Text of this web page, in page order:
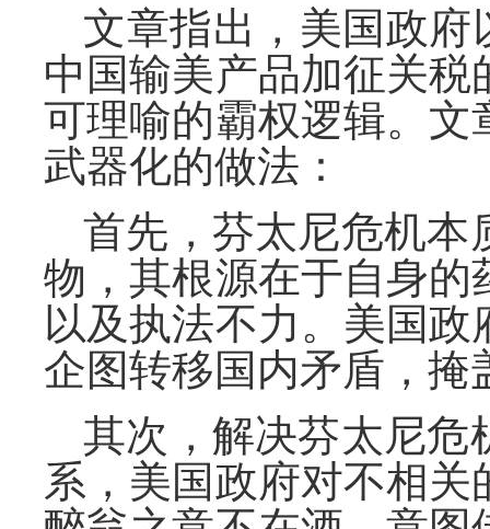
文章指出，美国政府
中国输美产品加征关
可理喻的霸权逻辑。
武器化的做法：
首先，芬太尼危机本
物，其根源在于自身
以及执法不力。美国
企图转移国内矛盾，掩
其次，解决芬太尼危
系，美国政府对不相